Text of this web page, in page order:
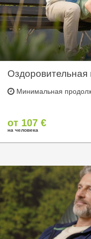
Минимальная
от 107 €
на человека